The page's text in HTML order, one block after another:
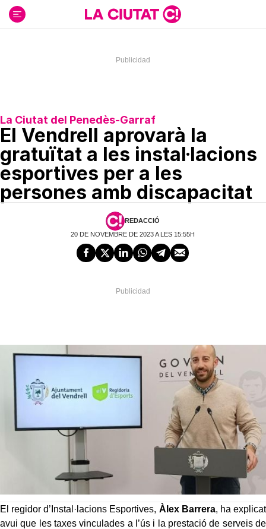
contenido
La Ciutat del Penedès-Garraf
El Vendrell aprovarà la
gratuïtat a les instal·lacions
esportives per a les
persones amb discapacitat
REDACCIÓ
20 DE NOVEMBRE DE 2023 A LES 15:55H
El regidor d’Instal·lacions Esportives, Àlex Barrera, ha explicat
avui que les taxes vinculades a l’ús i la prestació de serveis de